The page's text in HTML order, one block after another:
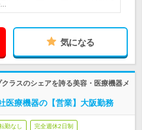
気になる
ラスのシェアを誇る美容・医療機器メ
医療機器の【営業】大阪勤務
勤なし 完全週休2日制